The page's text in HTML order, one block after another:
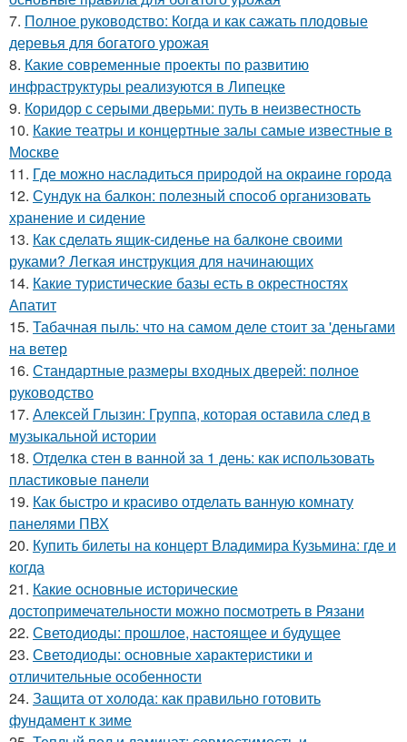
7. Полное руководство: Когда и как сажать плодовые
деревья для богатого урожая
8. Какие современные проекты по развитию
инфраструктуры реализуются в Липецке
9. Коридор с серыми дверьми: путь в неизвестность
10. Какие театры и концертные залы самые известные в
Москве
11. Где можно насладиться природой на окраине города
12. Сундук на балкон: полезный способ организовать
хранение и сидение
13. Как сделать ящик-сиденье на балконе своими
руками? Легкая инструкция для начинающих
14. Какие туристические базы есть в окрестностях
Апатит
15. Табачная пыль: что на самом деле стоит за 'деньгами
на ветер
16. Стандартные размеры входных дверей: полное
руководство
17. Алексей Глызин: Группа, которая оставила след в
музыкальной истории
18. Отделка стен в ванной за 1 день: как использовать
пластиковые панели
19. Как быстро и красиво отделать ванную комнату
панелями ПВХ
20. Купить билеты на концерт Владимира Кузьмина: где и
когда
21. Какие основные исторические
достопримечательности можно посмотреть в Рязани
22. Светодиоды: прошлое, настоящее и будущее
23. Светодиоды: основные характеристики и
отличительные особенности
24. Защита от холода: как правильно готовить
фундамент к зиме